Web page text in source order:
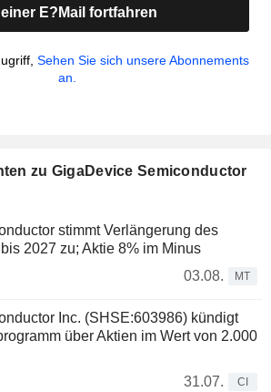
einer E?Mail fortfahren
Sehen Sie sich unsere Abonnements
an.
zu GigaDevice Semiconductor
stimmt Verlängerung des
2027 zu; Aktie 8% im Minus
03.08.
MT
Inc. (SHSE:603986) kündigt
über Aktien im Wert von 2.000
31.07.
CI